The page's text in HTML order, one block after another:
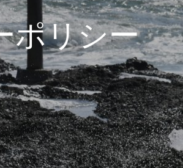
ポリシー